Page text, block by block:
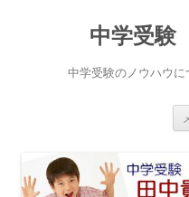
中学受
中学受験のノウハウに